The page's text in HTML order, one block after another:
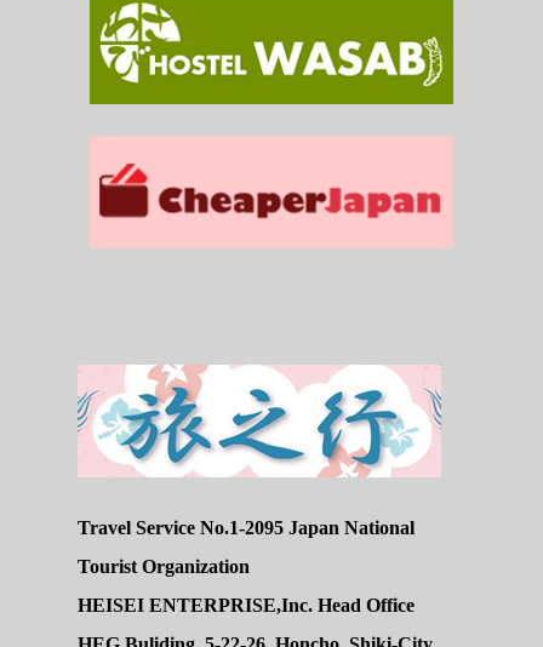
Travel Service No.1-2095 Japan National
Tourist Organization
HEISEI ENTERPRISE,Inc. Head Office